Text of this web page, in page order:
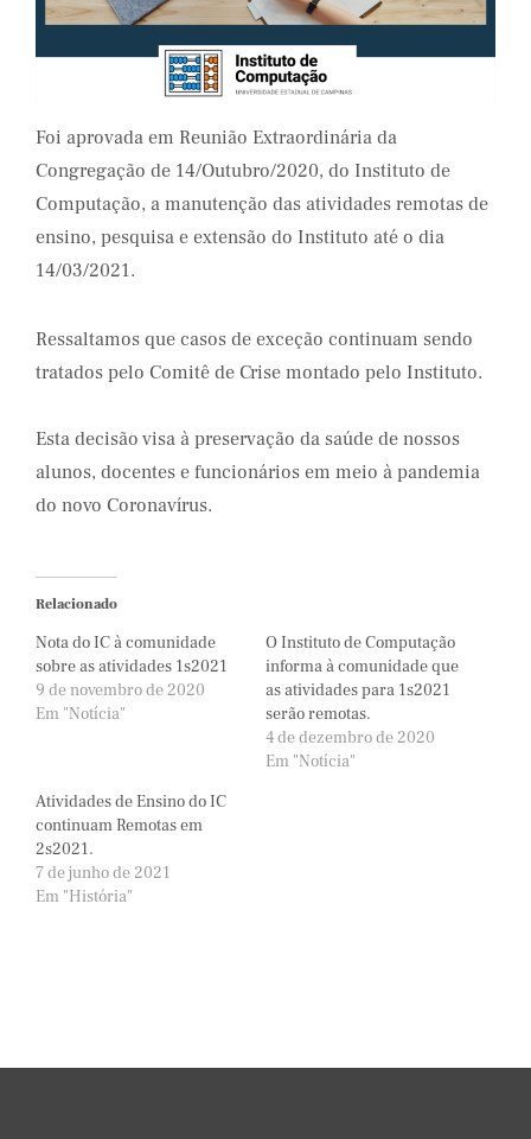
Foi aprovada em Reunião Extraordinária da
Congregação de 14/Outubro/2020, do Instituto de
Computação, a manutenção das atividades remotas de
ensino, pesquisa e extensão do Instituto até o dia
14/03/2021.
Ressaltamos que casos de exceção continuam sendo
tratados pelo Comitê de Crise montado pelo Instituto.
Esta decisão visa à preservação da saúde de nossos
alunos, docentes e funcionários em meio à pandemia
do novo Coronavírus.
Relacionado
Nota do IC à comunidade
sobre as atividades 1s2021
9 de novembro de 2020
Em "Notícia"
O Instituto de Computação
informa à comunidade que
as atividades para 1s2021
serão remotas.
4 de dezembro de 2020
Em "Notícia"
Atividades de Ensino do IC
continuam Remotas em
2s2021.
7 de junho de 2021
Em "História"